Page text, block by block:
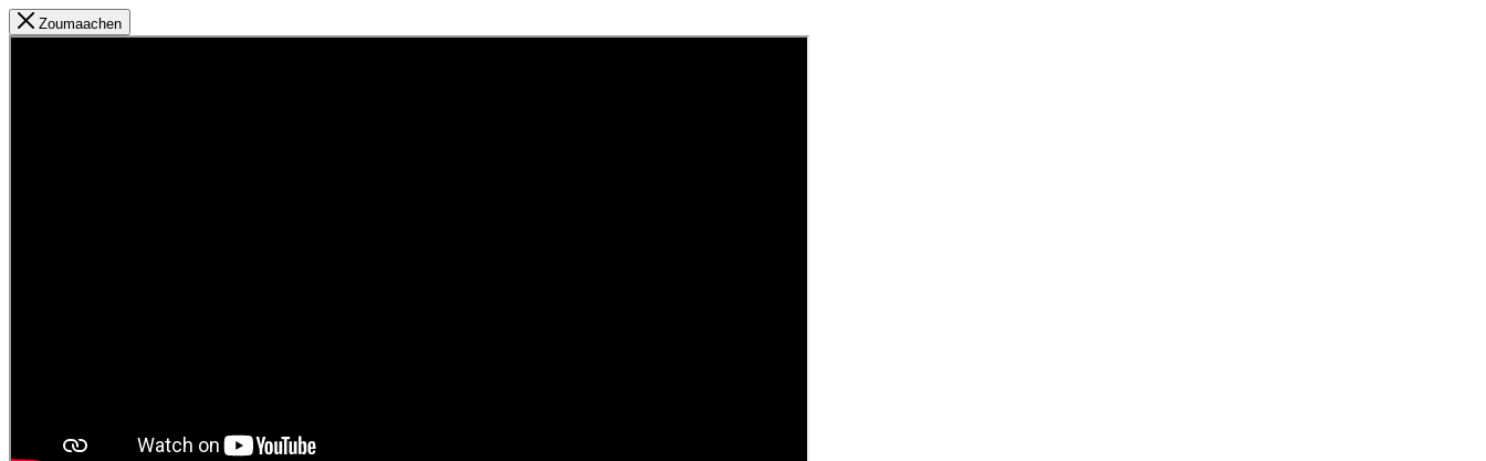
Zoumaachen